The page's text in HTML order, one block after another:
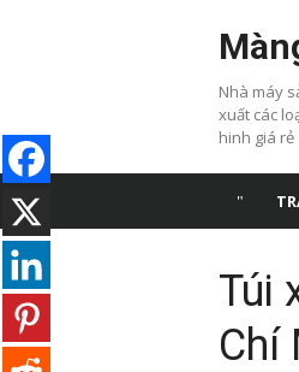
Nhà máy
xuất các
hinh giá rẻ
Túi
Chí